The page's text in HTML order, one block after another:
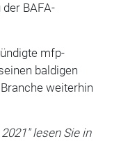
BAFA-
mfp-
baldigen
weiterhin
lesen Sie in